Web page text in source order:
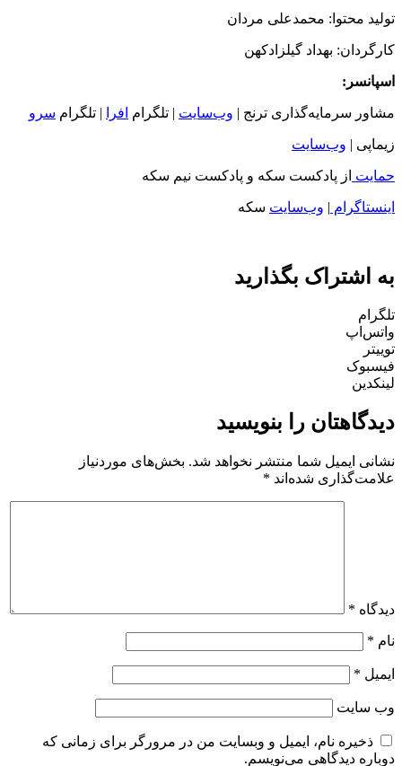
تولید محتوا: محمدعلی مردان
کارگردان: بهداد گیلزاد‌کهن
اسپانسر:
مشاور سرمایه‌گذاری ترنج | وب‌سایت | تلگرام افرا | تلگرام سرو
زیماپی | وب‌سایت
حمایت از پادکست سکه و پادکست نیم سکه
اینستاگرام | وب‌سایت سکه
به اشتراک بگذارید
تلگرام
واتس‌اپ
توییتر
فیسبوک
لینکدین
دیدگاهتان را بنویسید
نشانی ایمیل شما منتشر نخواهد شد. بخش‌های موردنیاز
علامت‌گذاری شده‌اند *
دیدگاه *
نام *
ایمیل *
وب‌ سایت
ذخیره نام، ایمیل و وبسایت من در مرورگر برای زمانی که
دوباره دیدگاهی می‌نویسم.